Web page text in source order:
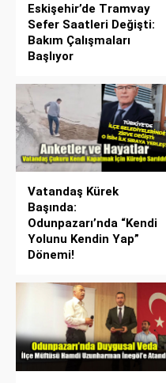
Eskişehir’de Tramvay
Sefer Saatleri Değişti:
Bakım Çalışmaları
Başlıyor
Vatandaş Kürek
Başında:
Odunpazarı’nda “Kendi
Yolunu Kendin Yap”
Dönemi!